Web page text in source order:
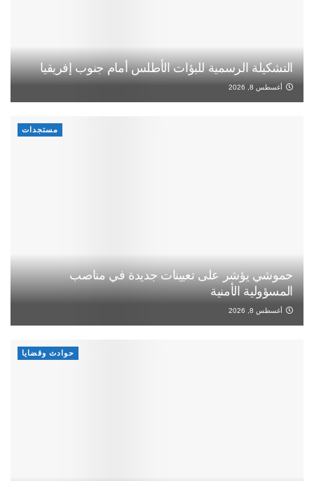
التشكيلة الرسمية للبؤات الأطلس أمام جنوب إفريقيا
أغسطس 8, 2026
مستجدات
حموشي يؤشر على تعيينات جديدة في مناصب
المسؤولية الأمنية
أغسطس 8, 2026
حوادث وقضايا